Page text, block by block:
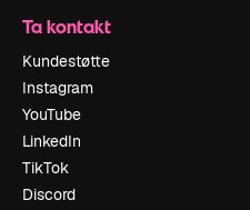
Ta kontakt
Kundestøtte
Instagram
YouTube
LinkedIn
TikTok
Discord